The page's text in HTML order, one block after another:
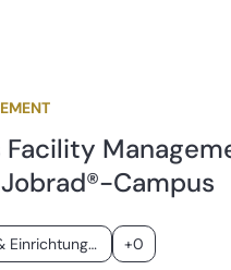
Facility
Campus
Gebäude & Einrichtungen +0